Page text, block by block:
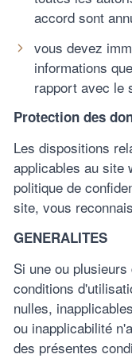
accord sont
vous devez
informations
rapport avec le
Protection des
Les dispositions
applicables au site
politique de
site, vous
GENERALITES
Si une ou
conditions
nulles,
ou inapplicabilité
des présentes